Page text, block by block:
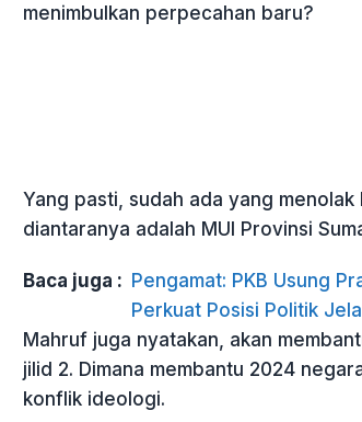
menimbulkan perpecahan baru?
Yang pasti, sudah ada yang menolak
diantaranya adalah MUI Provinsi
Baca juga : Pengamat: PKB Usung
Perkuat Posisi Politik
Mahruf juga nyatakan, akan
jilid 2. Dimana membantu 2024
konflik ideologi.